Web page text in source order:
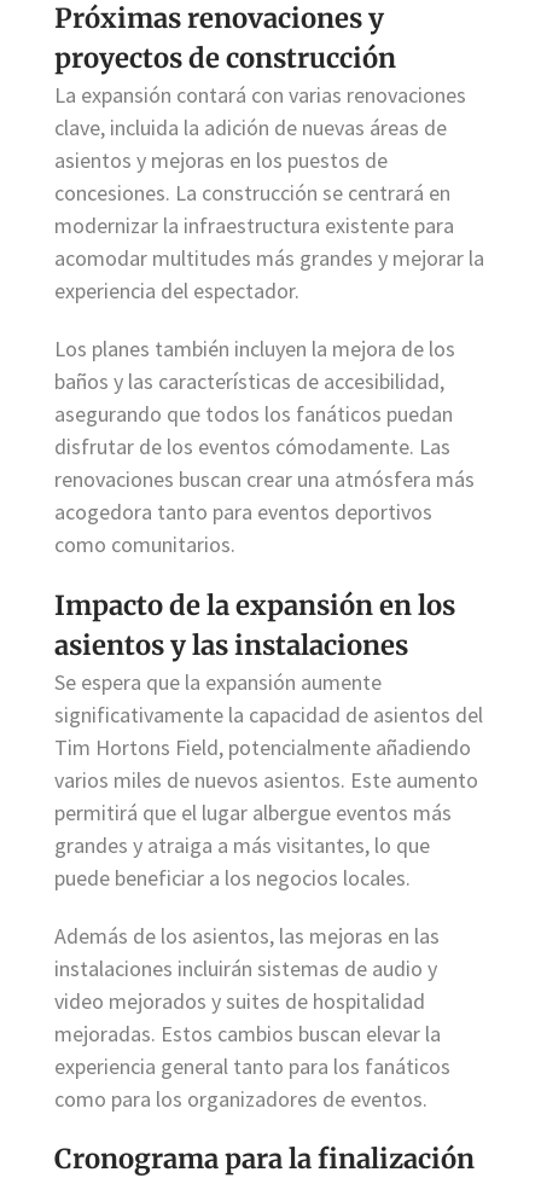
Próximas renovaciones y
proyectos de construcción
La expansión contará con varias renovaciones
clave, incluida la adición de nuevas áreas de
asientos y mejoras en los puestos de
concesiones. La construcción se centrará en
modernizar la infraestructura existente para
acomodar multitudes más grandes y mejorar la
experiencia del espectador.
Los planes también incluyen la mejora de los
baños y las características de accesibilidad,
asegurando que todos los fanáticos puedan
disfrutar de los eventos cómodamente. Las
renovaciones buscan crear una atmósfera más
acogedora tanto para eventos deportivos
como comunitarios.
Impacto de la expansión en los
asientos y las instalaciones
Se espera que la expansión aumente
significativamente la capacidad de asientos del
Tim Hortons Field, potencialmente añadiendo
varios miles de nuevos asientos. Este aumento
permitirá que el lugar albergue eventos más
grandes y atraiga a más visitantes, lo que
puede beneficiar a los negocios locales.
Además de los asientos, las mejoras en las
instalaciones incluirán sistemas de audio y
video mejorados y suites de hospitalidad
mejoradas. Estos cambios buscan elevar la
experiencia general tanto para los fanáticos
como para los organizadores de eventos.
Cronograma para la finalización